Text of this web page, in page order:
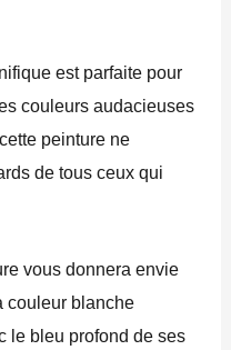
est parfaite pour
couleurs audacieuses
peinture ne
de tous ceux qui
vous donnera envie
couleur blanche
le bleu profond de ses